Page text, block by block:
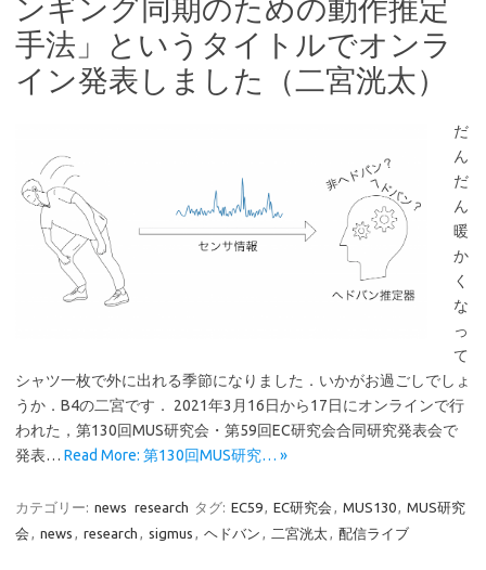
ンギング同期のための動作推定
手法」というタイトルでオンラ
イン発表しました（二宮洸太）
だ
ん
だ
ん
暖
か
く
な
っ
て
シャツ一枚で外に出れる季節になりました．いかがお過ごしでしょ
うか．B4の二宮です． 2021年3月16日から17日にオンラインで行
われた，第130回MUS研究会・第59回EC研究会合同研究発表会で
発表… Read More: 第130回MUS研究… »
カテゴリー: news research タグ: EC59, EC研究会 , MUS130, MUS研究
会 , news , research , sigmus , ヘドバン , 二宮洸太, 配信ライブ